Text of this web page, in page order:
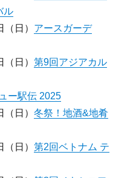
ル
日） アースガーデ
（日）第9回アジアカル
ー駅伝 2025
（日）冬祭！地酒&地肴
（日）第2回ベトナム テ